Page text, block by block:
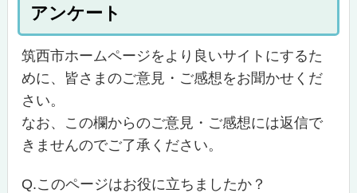
アンケート
筑西市ホームページをより良いサイトにするた
めに、皆さまのご意見・ご感想をお聞かせくだ
さい。
なお、この欄からのご意見・ご感想には返信で
きませんのでご了承ください。
Q.このページはお役に立ちましたか？